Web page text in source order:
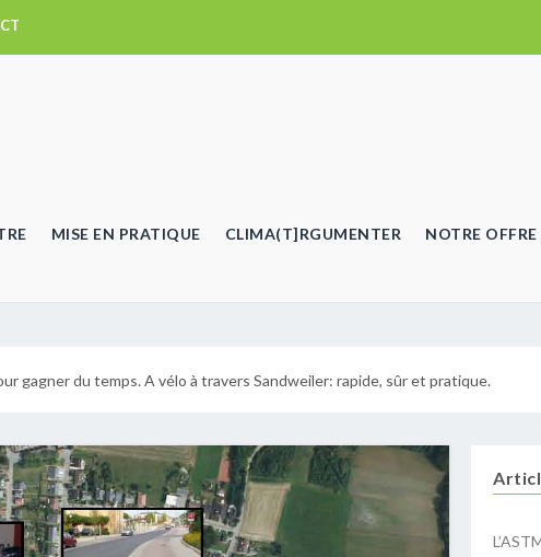
MISE EN PRATIQUE CLIMA(T]RGUMENTER NOTRE
gagner du temps. A vélo à travers Sandweiler: rapide, sûr et pratique.